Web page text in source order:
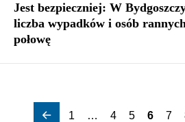
Jest bezpieczniej: W
liczba wypadków i osób
połowę
1 … 4 5 6 7